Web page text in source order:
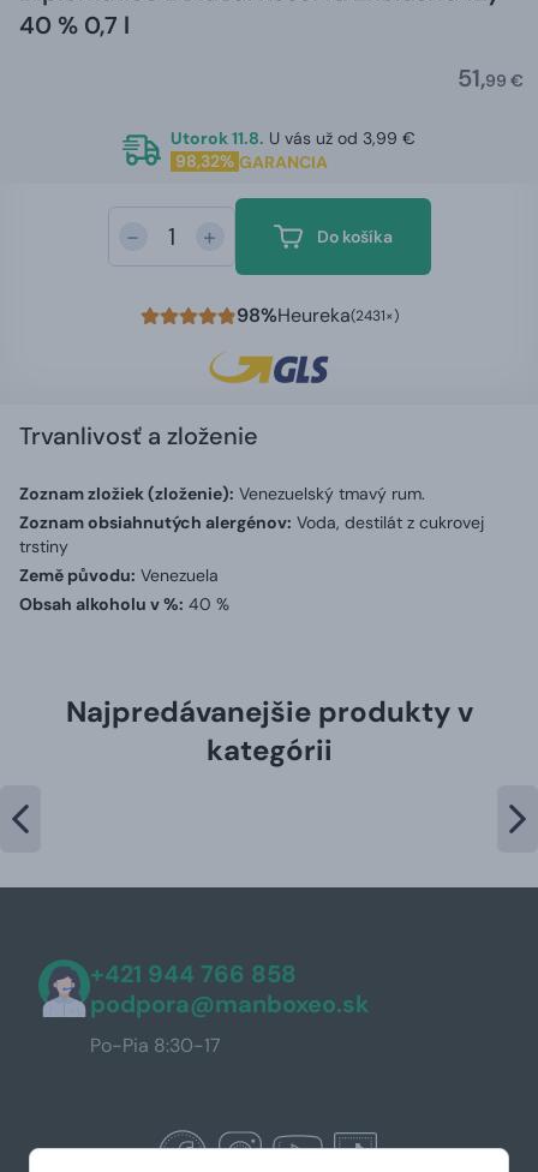
40 % 0,7 l
51,99 €
Utorok 11.8. U vás už od 3,99 €
98,32% GARANCIA
- + Do košíka
98%Heureka(2431×)
Trvanlivosť a zloženie
Zoznam zložiek (zloženie): Venezuelský tmavý rum.
Zoznam obsiahnutých alergénov: Voda, destilát z cukrovej
trstiny
Země původu: Venezuela
Obsah alkoholu v %: 40 %
Najpredávanejšie produkty v
kategórii
+421 944 766 858
podpora@manboxeo.sk
Po-Pia 8:30-17